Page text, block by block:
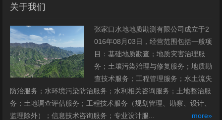
关于我们
张家口水地地质勘测有限公司成立于2
016年08月03日，经营范围包括一般项
目：基础地质勘查；地质灾害治理服
务；土壤污染治理与修复服务；地质勘
查技术服务；工程管理服务；水土流失
防治服务；水环境污染防治服务；水利相关咨询服务；土地整治服
务；土地调查评估服务；工程技术服务（规划管理、勘察、设计、
监理除外）；信息技术咨询服务；专业设计服...
more»